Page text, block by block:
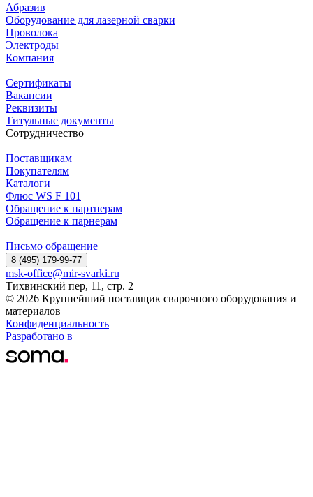
Абразив
Оборудование для лазерной сварки
Проволока
Электроды
Компания
Сертификаты
Вакансии
Реквизиты
Титульные документы
Сотрудничество
Поставщикам
Покупателям
Каталоги
Флюс WS F 101
Обращение к партнерам
Обращение к парнерам
Письмо обращение
8 (495) 179-99-77
msk-office@mir-svarki.ru
Тихвинский пер, 11, стр. 2
© 2026 Крупнейший поставщик сварочного оборудования и
материалов
Конфиденциальность
Разработано в